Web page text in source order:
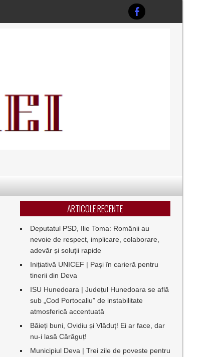
ARTICOLE RECENTE
Deputatul PSD, Ilie Toma: Românii au
nevoie de respect, implicare, colaborare,
adevăr și soluții rapide
Inițiativă UNICEF | Pași în carieră pentru
tinerii din Deva
ISU Hunedoara | Județul Hunedoara se află
sub „Cod Portocaliu” de instabilitate
atmosferică accentuată
Băieți buni, Ovidiu și Vlăduț! Ei ar face, dar
nu-i lasă Cărăguț!
Municipiul Deva | Trei zile de poveste pentru